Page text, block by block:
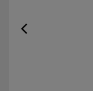
Previous